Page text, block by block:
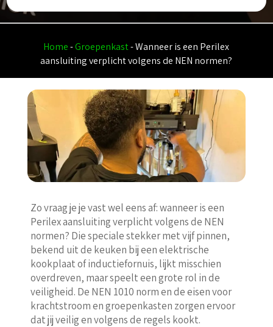
Home-Groepenkast-Wanneer is een Perilex
aansluiting verplicht volgens de NEN normen?
Zo vraag je je vast wel eens af: wanneer is een
Perilex aansluiting verplicht volgens de NEN
normen? Die speciale stekker met vijf pinnen,
bekend uit de keuken bij een elektrische
kookplaat of inductiefornuis, lijkt misschien
overdreven, maar speelt een grote rol in de
veiligheid. De NEN 1010 norm en de eisen voor
krachtstroom en groepenkasten zorgen ervoor
dat jij veilig en volgens de regels kookt.